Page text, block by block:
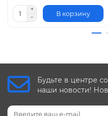
В корзину
Будьте в центре
наши новости!